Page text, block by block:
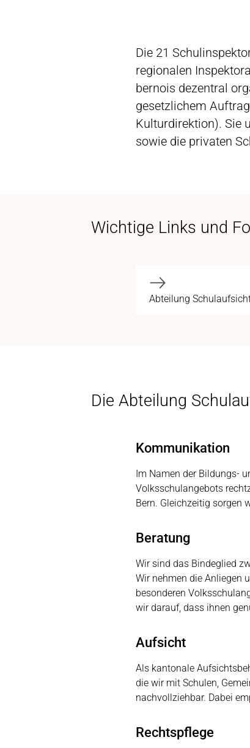
Die 21
regionalen
bernois dezentral
gesetzlichem
Kulturdirektion). Sie
sowie die privaten
Wichtige Links und
Abteilung
Die Abteilung
Kommunikation
Im Namen der Bildungs-
Volksschulangebots
Bern. Gleichzeitig sorgen
Beratung
Wir sind das Bindeglied
Wir nehmen die Anliegen
besonderen
wir darauf, dass ihnen
Aufsicht
Als kantonale
die wir mit Schulen,
nachvollziehbar. Dabei
Rechtspflege